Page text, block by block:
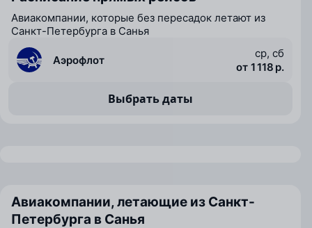
Авиакомпании, которые без пересадок летают из
Санкт-Петербурга в Санья
Аэрофлот
ср, сб
от 1 118 р.
Выбрать даты
Авиакомпании, летающие из Санкт-
Петербурга в Санья